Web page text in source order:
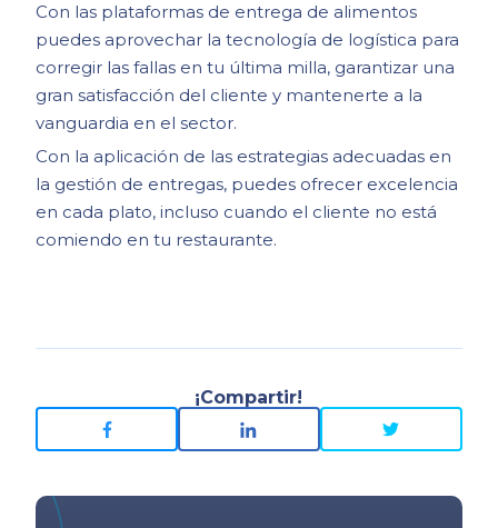
Con las plataformas de entrega de alimentos
puedes aprovechar la tecnología de logística para
corregir las fallas en tu última milla, garantizar una
gran satisfacción del cliente y mantenerte a la
vanguardia en el sector.
Con la aplicación de las estrategias adecuadas en
la gestión de entregas, puedes ofrecer excelencia
en cada plato, incluso cuando el cliente no está
comiendo en tu restaurante.
¡Compartir!